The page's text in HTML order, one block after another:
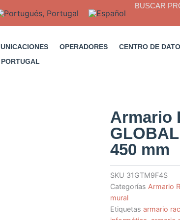
BUSCAR
OPERADORES CENTRO DE
Armario
450 mm
SKU 31GTM9F4S
Categorías Armario
mural
Etiquetas armario